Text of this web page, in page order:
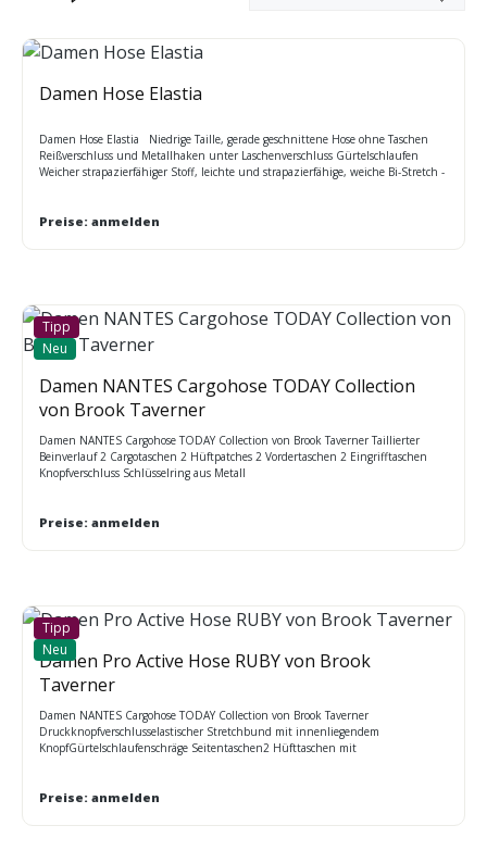
Damen Hose Elastia
Damen Hose Elastia Niedrige Taille, gerade geschnittene Hose ohne Taschen
Reißverschluss und Metallhaken unter Laschenverschluss Gürtelschlaufen
Weicher strapazierfähiger Stoff, leichte und strapazierfähige, weiche Bi-Stretch -
Preise: anmelden
Tipp
Neu
Damen NANTES Cargohose TODAY Collection
von Brook Taverner
Damen NANTES Cargohose TODAY Collection von Brook Taverner Taillierter
Beinverlauf 2 Cargotaschen 2 Hüftpatches 2 Vordertaschen 2 Eingrifftaschen
Knopfverschluss Schlüsselring aus Metall
Preise: anmelden
Tipp
Neu
Damen Pro Active Hose RUBY von Brook
Taverner
Damen NANTES Cargohose TODAY Collection von Brook Taverner
Druckknopfverschlusselastischer Stretchbund mit innenliegendem
KnopfGürtelschlaufenschräge Seitentaschen2 Hüfttaschen mit
Preise: anmelden